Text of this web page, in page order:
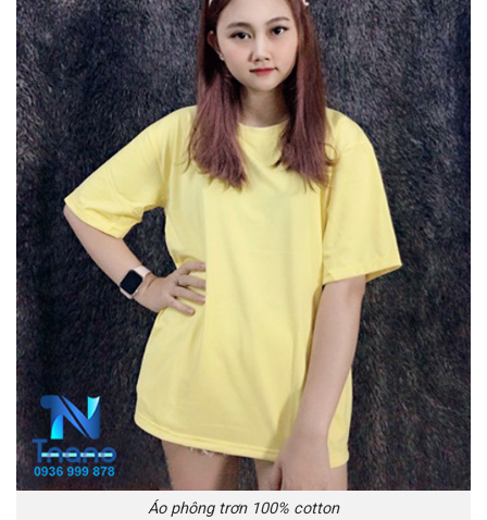
Áo phông trơn 100% cotton